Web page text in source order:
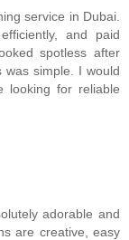
service in Dubai.
and paid
spotless after
was simple. I would
looking for reliable
adorable and
are creative, easy